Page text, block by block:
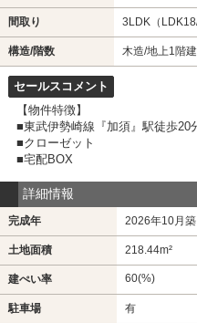
間取り 3LDK（
構造/階数 木造/地上1階建
セールスコメント
【物件特徴】
■東武伊勢崎線『加須』駅徒歩20
■クローゼット
■宅配BOX
詳細情報
完成年 2026年10月築
土地面積 218.44m²
建ぺい率 60(%)
駐車場 有